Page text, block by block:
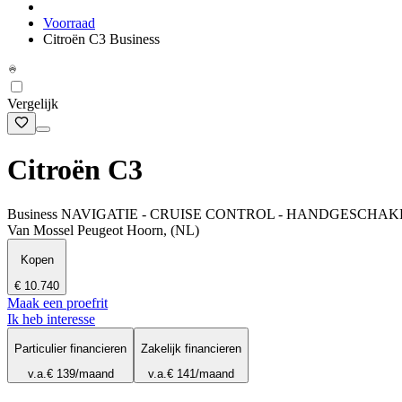
Voorraad
Citroën C3 Business
Vergelijk
Citroën C3
Business NAVIGATIE - CRUISE CONTROL -
Van Mossel Peugeot Hoorn, (NL)
Kopen
€ 10.740
Maak een proefrit
Ik heb interesse
Particulier financieren
v.a.€ 139/maand
Zakelijk financieren
v.a.€ 141/maand